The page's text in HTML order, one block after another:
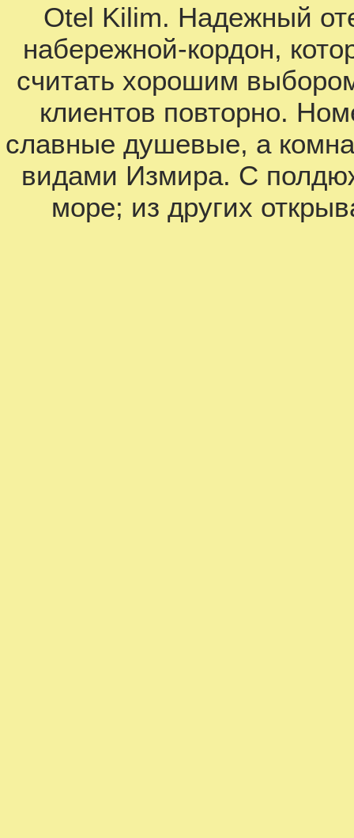
Otel Kilim. Надежный
набережной-кордон,
считать хорошим
клиентов повторно.
славные душевые, а
видами Измира. С
море; из других